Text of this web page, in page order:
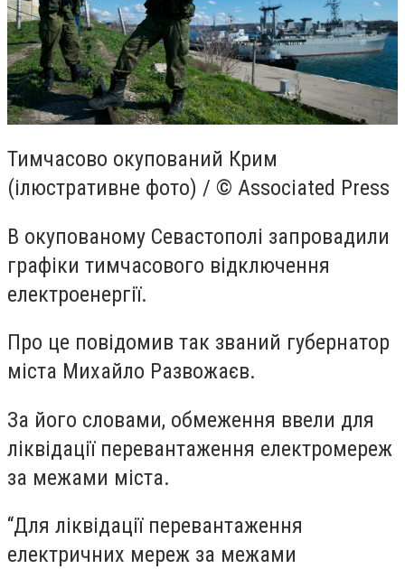
Тимчасово окупований Крим
(ілюстративне фото) / © Associated Press
В окупованому Севастополі запровадили
графіки тимчасового відключення
електроенергії.
Про це повідомив так званий губернатор
міста Михайло Развожаєв.
За його словами, обмеження ввели для
ліквідації перевантаження електромереж
за межами міста.
“Для ліквідації перевантаження
електричних мереж за межами